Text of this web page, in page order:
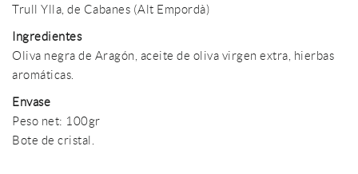
Trull Ylla, de Cabanes (Alt Empordà)
Ingredientes
Oliva negra de Aragón, aceite de oliva virgen extra, hierbas
aromáticas.
Envase
Peso net: 100gr
Bote de cristal.